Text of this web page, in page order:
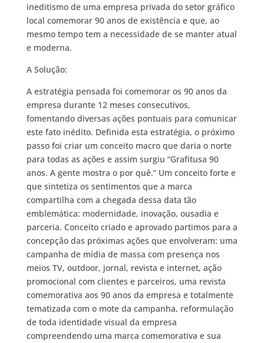
ineditismo de uma empresa privada do setor gráfico
local comemorar 90 anos de existência e que, ao
mesmo tempo tem a necessidade de se manter atual
e moderna.
A Solução:
A estratégia pensada foi comemorar os 90 anos da
empresa durante 12 meses consecutivos,
fomentando diversas ações pontuais para comunicar
este fato inédito. Definida esta estratégia, o próximo
passo foi criar um conceito macro que daria o norte
para todas as ações e assim surgiu “Grafitusa 90
anos. A gente mostra o por quê.” Um conceito forte e
que sintetiza os sentimentos que a marca
compartilha com a chegada dessa data tão
emblemática: modernidade, inovação, ousadia e
parceria. Conceito criado e aprovado partimos para a
concepção das próximas ações que envolveram: uma
campanha de mídia de massa com presença nos
meios TV, outdoor, jornal, revista e internet, ação
promocional com clientes e parceiros, uma revista
comemorativa aos 90 anos da empresa e totalmente
tematizada com o mote da campanha, reformulação
de toda identidade visual da empresa
compreendendo uma marca comemorativa e sua